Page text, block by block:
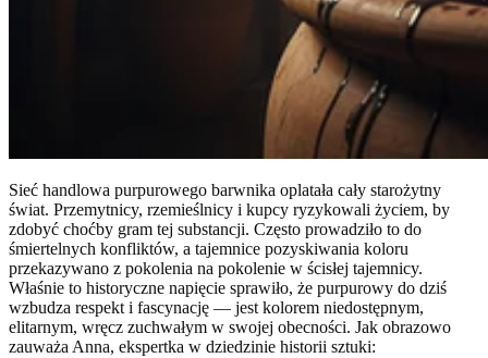
Sieć handlowa purpurowego barwnika oplatała cały starożytny
świat. Przemytnicy, rzemieślnicy i kupcy ryzykowali życiem, by
zdobyć choćby gram tej substancji. Często prowadziło to do
śmiertelnych konfliktów, a tajemnice pozyskiwania koloru
przekazywano z pokolenia na pokolenie w ścisłej tajemnicy.
Właśnie to historyczne napięcie sprawiło, że purpurowy do dziś
wzbudza respekt i fascynację — jest kolorem niedostępnym,
elitarnym, wręcz zuchwałym w swojej obecności. Jak obrazowo
zauważa Anna, ekspertka w dziedzinie historii sztuki: